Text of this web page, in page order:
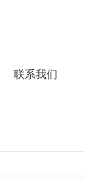
联系我们